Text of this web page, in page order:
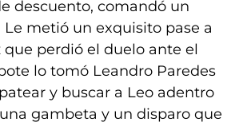
descuento, comandó un
metió un exquisito pase a
que perdió el duelo ante el
lo tomó Leandro Paredes
y buscar a Leo adentro
gambeta y un disparo que